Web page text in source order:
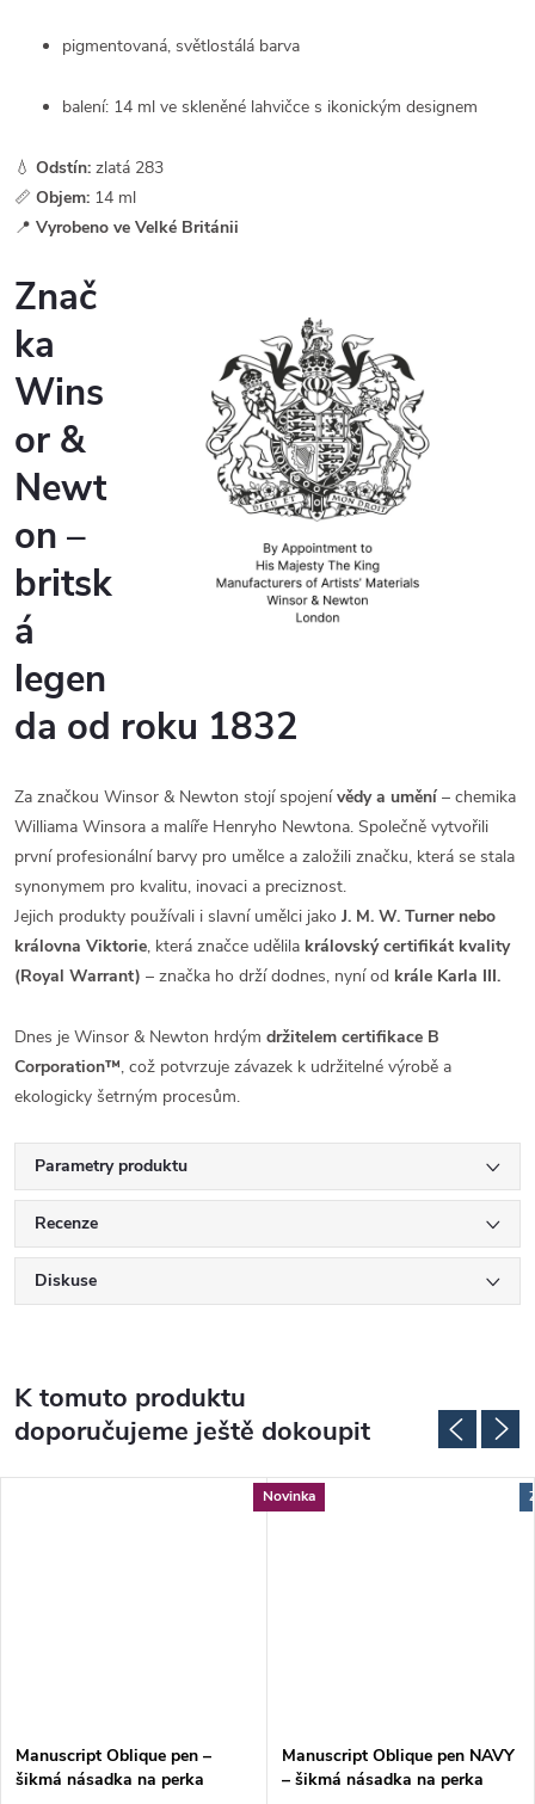
pigmentovaná, světlostálá barva
balení: 14 ml ve skleněné lahvičce s ikonickým designem
💧 Odstín: zlatá 283
📏 Objem: 14 ml
📍 Vyrobeno ve Velké Británii
Znač
ka
Wins
or &
Newt
on –
britsk
á
legen
da od roku 1832
Za značkou Winsor & Newton stojí spojenívědy a umění – chemika
Williama Winsora a malíře Henryho Newtona. Společně vytvořili
první profesionální barvy pro umělce a založili značku, která se stala
synonymem pro kvalitu, inovaci a preciznost.
Jejich produkty používali i slavní umělci jako J. M. W. Turner nebo
královna Viktorie, která značce udělila královský certifikát kvality
(Royal Warrant) – značka ho drží dodnes, nyní od krále Karla III.
Dnes je Winsor & Newton hrdým držitelem certifikace B
Corporation™, což potvrzuje závazek k udržitelné výrobě a
ekologicky šetrným procesům.
Parametry produktu
Recenze
Diskuse
K tomuto produktu
doporučujeme ještě dokoupit
Manuscript Oblique pen –
šikmá násadka na perka
Novinka
Manuscript Oblique pen NAVY
– šikmá násadka na perka